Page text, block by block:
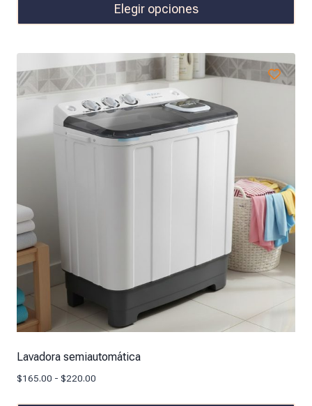
Elegir opciones
Lavadora semiautomática
$165.00 - $220.00